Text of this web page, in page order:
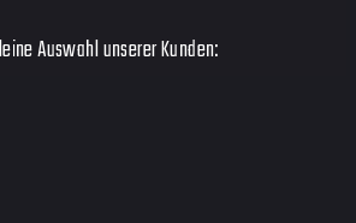
Auswahl unserer Kunden: